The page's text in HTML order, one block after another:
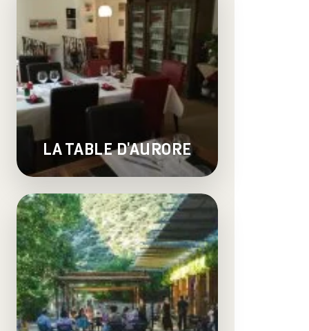
LA TABLE D'AURORE